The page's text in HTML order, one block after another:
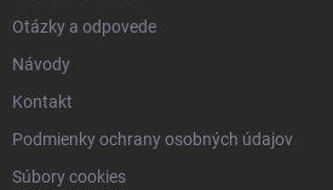
Otázky a odpovede
Návody
Kontakt
Podmienky ochrany osobných údajov
Súbory cookies